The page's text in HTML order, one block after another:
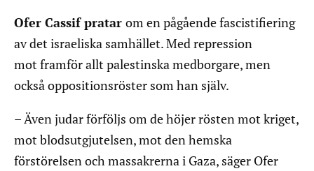
Ofer Cassif pratar om en pågående fascistifiering
av det israeliska samhället. Med repression
mot framför allt palestinska medborgare, men
också oppositionsröster som han själv.
– Även judar förföljs om de höjer rösten mot kriget,
mot blodsutgjutelsen, mot den hemska
förstörelsen och massakrerna i Gaza, säger Ofer